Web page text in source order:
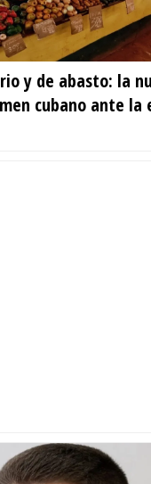
y de abasto: la
cubano ante la